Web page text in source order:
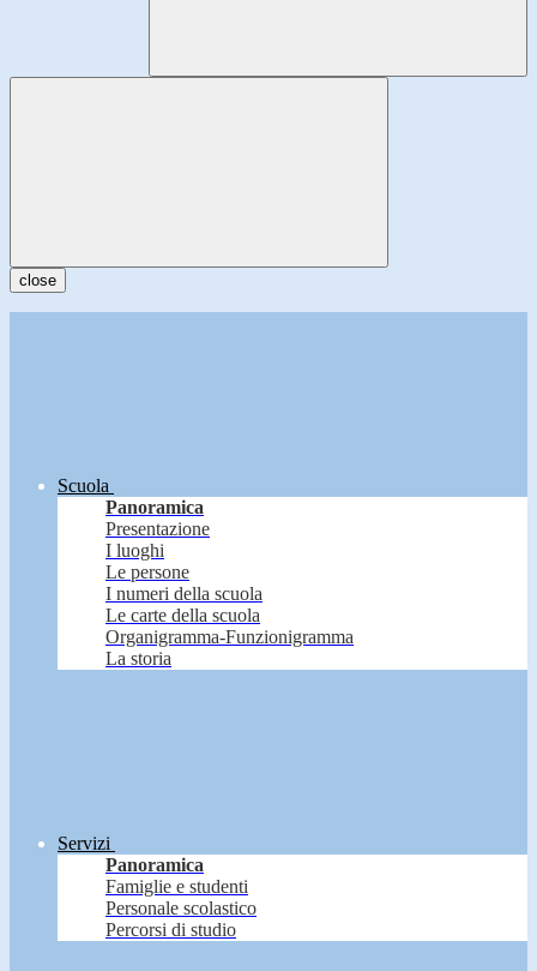
close
Scuola
Panoramica
Presentazione
I luoghi
Le persone
I numeri della scuola
Le carte della scuola
Organigramma-Funzionigramma
La storia
Servizi
Panoramica
Famiglie e studenti
Personale scolastico
Percorsi di studio